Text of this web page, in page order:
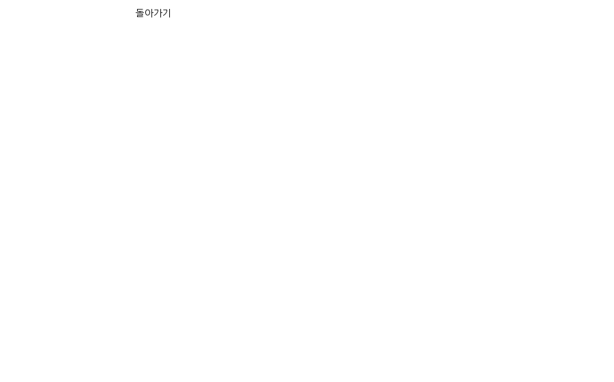
돌아가기